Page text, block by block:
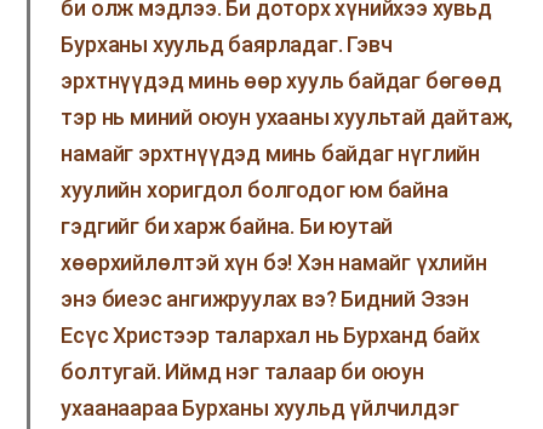
би олж мэдлээ. Би доторх хүнийхээ хувьд
Бурханы хуульд баярладаг. Гэвч
эрхтнүүдэд минь өөр хууль байдаг бөгөөд
тэр нь миний оюун ухааны хуультай дайтаж,
намайг эрхтнүүдэд минь байдаг нүглийн
хуулийн хоригдол болгодог юм байна
гэдгийг би харж байна. Би юутай
хөөрхийлөлтэй хүн бэ! Хэн намайг үхлийн
энэ биеэс ангижруулах вэ? Бидний Эзэн
Есүс Христээр талархал нь Бурханд байх
болтугай. Иймд нэг талаар би оюун
ухаанаараа Бурханы хуульд үйлчилдэг